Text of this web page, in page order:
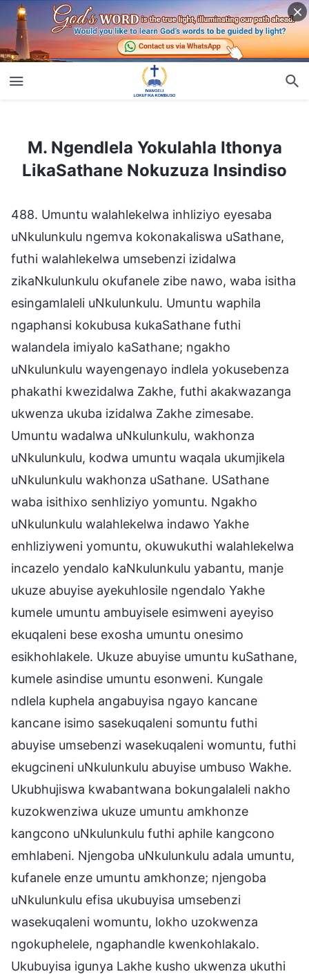
M. Ngendlela Yokulahla Ithonya
LikaSathane Nokuzuza Insindiso
488. Umuntu walahlekelwa inhliziyo eyesaba
uNkulunkulu ngemva kokonakaliswa uSathane,
futhi walahlekelwa umsebenzi izidalwa
zikaNkulunkulu okufanele zibe nawo, waba isitha
esingamlaleli uNkulunkulu. Umuntu waphila
ngaphansi kokubusa kukaSathane futhi
walandela imiyalo kaSathane; ngakho
uNkulunkulu wayengenayo indlela yokusebenza
phakathi kwezidalwa Zakhe, futhi akakwazanga
ukwenza ukuba izidalwa Zakhe zimesabe.
Umuntu wadalwa uNkulunkulu, wakhonza
uNkulunkulu, kodwa umuntu waqala ukumjikela
uNkulunkulu wakhonza uSathane. USathane
waba isithixo senhliziyo yomuntu. Ngakho
uNkulunkulu walahlekelwa indawo Yakhe
enhliziyweni yomuntu, okuwukuthi walahlekelwa
incazelo yendalo kaNkulunkulu yabantu, manje
ukuze abuyise ayekuhlosile ngendalo Yakhe
kumele umuntu ambuyisele esimweni ayeyiso
ekuqaleni bese exosha umuntu onesimo
esikhohlakele. Ukuze abuyise umuntu kuSathane,
kumele asindise umuntu esonweni. Kungale
ndlela kuphela angabuyisa ngayo kancane
kancane isimo sasekuqaleni somuntu futhi
abuyise umsebenzi wasekuqaleni womuntu, futhi
ekugcineni uNkulunkulu abuyise umbuso Wakhe.
Ukubhujiswa kwabantwana bokungalaleli nakho
kuzokwenziwa ukuze umuntu amkhonze
kangcono uNkulunkulu futhi aphile kangcono
emhlabeni. Njengoba uNkulunkulu adala umuntu,
kufanele enze umuntu amkhonze; njengoba
uNkulunkulu efisa ukubuyisa umsebenzi
wasekuqaleni womuntu, lokho uzokwenza
ngokuphelele, ngaphandle kwenkohlakalo.
Ukubuyisa igunya Lakhe kusho ukwenza ukuthi